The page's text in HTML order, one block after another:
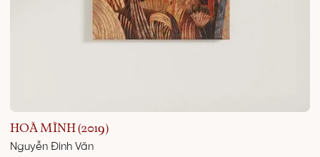
HOÀ MÌNH (2019)
Nguyễn Đình Văn